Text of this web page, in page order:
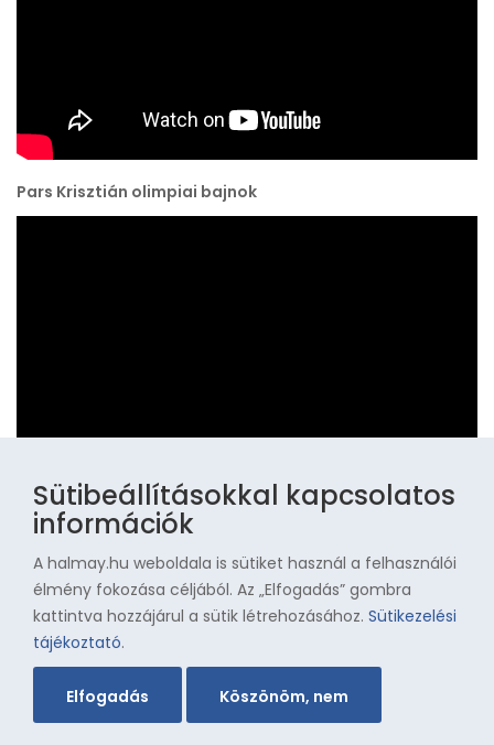
Pars Krisztián olimpiai bajnok
Szarka Zoltán portré
Sütibeállításokkal kapcsolatos
információk
A halmay.hu weboldala is sütiket használ a felhasználói
élmény fokozása céljából. Az „Elfogadás” gombra
kattintva hozzájárul a sütik létrehozásához.Sütikezelési
tájékoztató.
Elfogadás Köszönöm, nem